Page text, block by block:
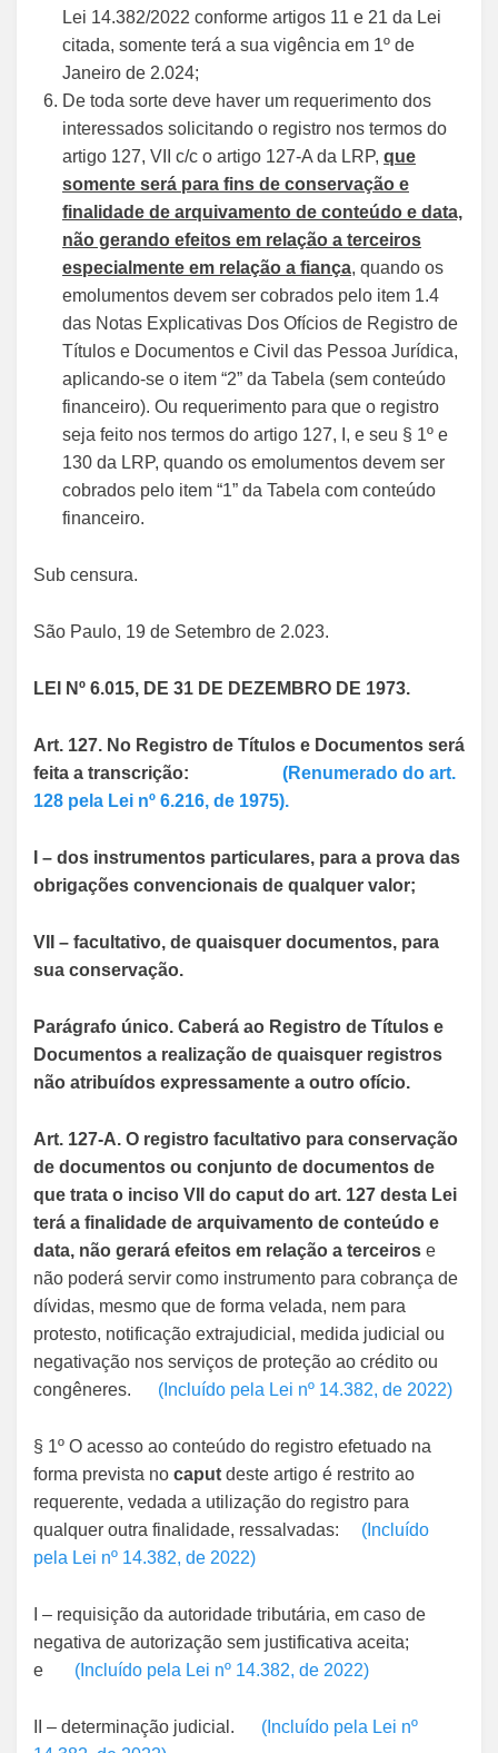
Lei 14.382/2022 conforme artigos 11 e 21 da Lei
citada, somente terá a sua vigência em 1º de
Janeiro de 2.024;
De toda sorte deve haver um requerimento dos
interessados solicitando o registro nos termos do
artigo 127, VII c/c o artigo 127-A da LRP, que
somente será para fins de conservação e
finalidade de arquivamento de conteúdo e data,
não gerando efeitos em relação a terceiros
especialmente em relação a fiança, quando os
emolumentos devem ser cobrados pelo item 1.4
das Notas Explicativas Dos Ofícios de Registro de
Títulos e Documentos e Civil das Pessoa Jurídica,
aplicando-se o item “2” da Tabela (sem conteúdo
financeiro). Ou requerimento para que o registro
seja feito nos termos do artigo 127, I, e seu § 1º e
130 da LRP, quando os emolumentos devem ser
cobrados pelo item “1” da Tabela com conteúdo
financeiro.
Sub censura.
São Paulo, 19 de Setembro de 2.023.
LEI Nº 6.015, DE 31 DE DEZEMBRO DE 1973.
Art. 127. No Registro de Títulos e Documentos será
feita a transcrição: (Renumerado do art.
128 pela Lei nº 6.216, de 1975).
I – dos instrumentos particulares, para a prova das
obrigações convencionais de qualquer valor;
VII – facultativo, de quaisquer documentos, para
sua conservação.
Parágrafo único. Caberá ao Registro de Títulos e
Documentos a realização de quaisquer registros
não atribuídos expressamente a outro ofício.
Art. 127-A. O registro facultativo para conservação
de documentos ou conjunto de documentos de
que trata o inciso VII do caput do art. 127 desta Lei
terá a finalidade de arquivamento de conteúdo e
data, não gerará efeitos em relação a terceiros e
não poderá servir como instrumento para cobrança de
dívidas, mesmo que de forma velada, nem para
protesto, notificação extrajudicial, medida judicial ou
negativação nos serviços de proteção ao crédito ou
congêneres. (Incluído pela Lei nº 14.382, de 2022)
§ 1º O acesso ao conteúdo do registro efetuado na
forma prevista no caput deste artigo é restrito ao
requerente, vedada a utilização do registro para
qualquer outra finalidade, ressalvadas: (Incluído
pela Lei nº 14.382, de 2022)
I – requisição da autoridade tributária, em caso de
negativa de autorização sem justificativa aceita;
e (Incluído pela Lei nº 14.382, de 2022)
II – determinação judicial. (Incluído pela Lei nº